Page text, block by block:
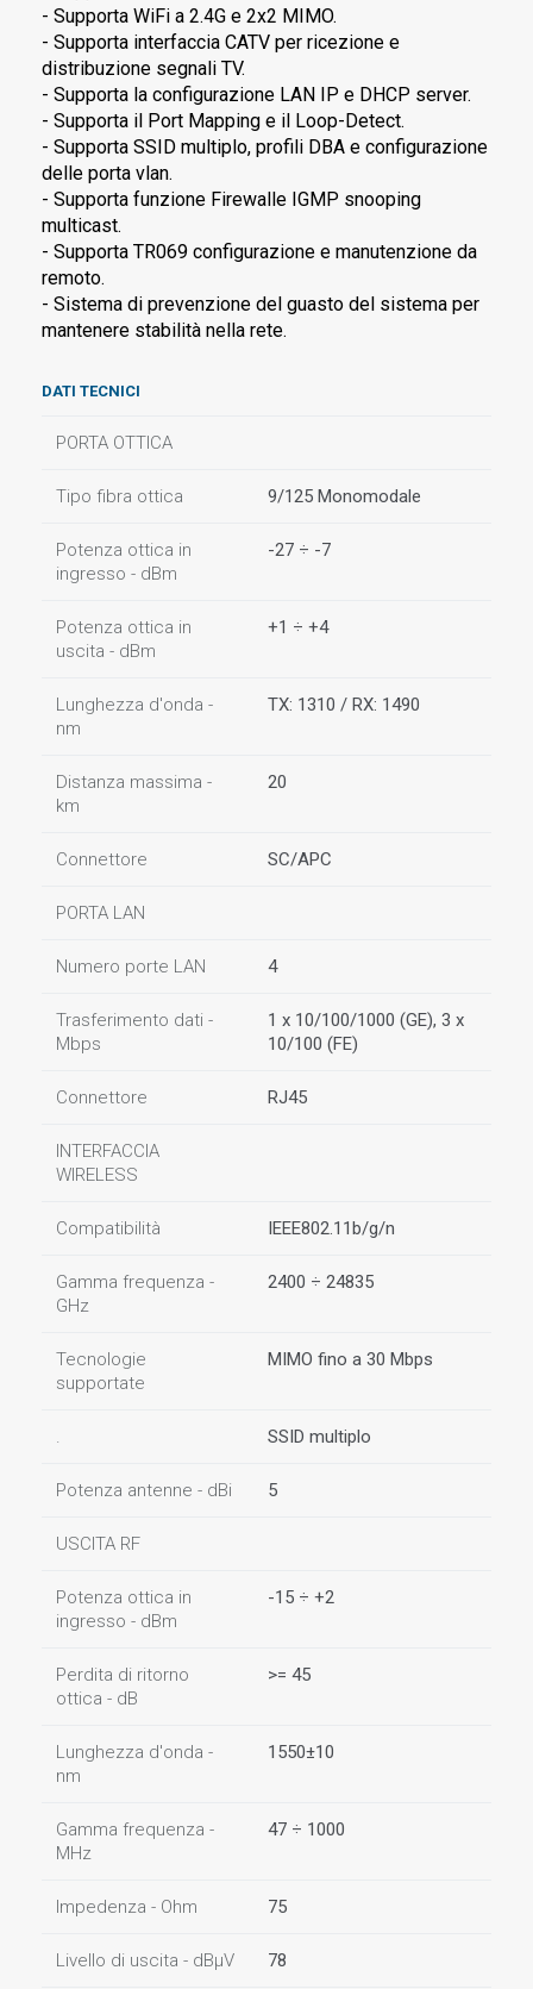
- Supporta WiFi a 2.4G e 2x2 MIMO.
- Supporta interfaccia CATV per ricezione e
distribuzione segnali TV.
- Supporta la configurazione LAN IP e DHCP server.
- Supporta il Port Mapping e il Loop-Detect.
- Supporta SSID multiplo, profili DBA e configurazione
delle porta vlan.
- Supporta funzione Firewalle IGMP snooping
multicast.
- Supporta TR069 configurazione e manutenzione da
remoto.
- Sistema di prevenzione del guasto del sistema per
mantenere stabilità nella rete.
DATI TECNICI
PORTA OTTICA
Tipo fibra ottica 9/125 Monomodale
Potenza ottica in
ingresso - dBm
-27 ÷ -7
Potenza ottica in
uscita - dBm
+1 ÷ +4
Lunghezza d'onda -
nm
TX: 1310 / RX: 1490
Distanza massima -
km
20
Connettore SC/APC
PORTA LAN
Numero porte LAN 4
Trasferimento dati -
Mbps
1 x 10/100/1000 (GE), 3 x
10/100 (FE)
Connettore RJ45
INTERFACCIA
WIRELESS
Compatibilità IEEE802.11b/g/n
Gamma frequenza -
GHz
2400 ÷ 24835
Tecnologie
supportate
MIMO fino a 30 Mbps
. SSID multiplo
Potenza antenne - dBi 5
USCITA RF
Potenza ottica in
ingresso - dBm
-15 ÷ +2
Perdita di ritorno
ottica - dB
>= 45
Lunghezza d'onda -
nm
1550±10
Gamma frequenza -
MHz
47 ÷ 1000
Impedenza - Ohm 75
Livello di uscita - dBµV 78